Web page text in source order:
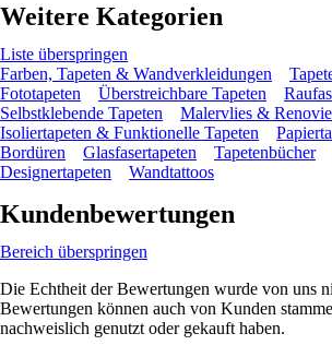
Weitere Kategorien
Liste überspringen
Farben, Tapeten & Wandverkleidungen
Fototapeten
Überstreichbare Tapeten
Selbstklebende Tapeten
Malervlies &
Isoliertapeten & Funktionelle Tapeten
Bordüren
Glasfasertapeten Tapetenbücher
Designertapeten
Wandtattoos
Kundenbewertungen
Bereich überspringen
Die Echtheit der Bewertungen wurde von uns
Bewertungen können auch von Kunden
nachweislich genutzt oder gekauft haben.